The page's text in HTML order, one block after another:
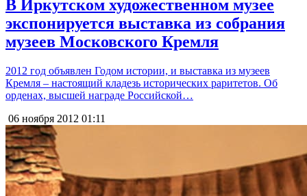
В Иркутском художественном музее
экспонируется выставка из собрания
музеев Московского Кремля
2012 год объявлен Годом истории, и выставка из музеев
Кремля – настоящий кладезь исторических раритетов. Об
орденах, высшей награде Российской…
06 ноября 2012 01:11